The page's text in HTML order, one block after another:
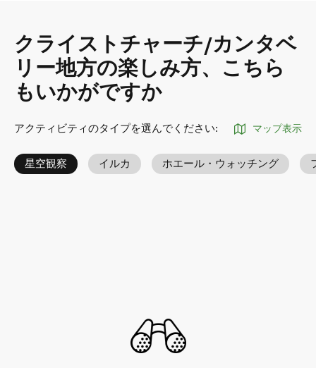
クライストチャーチ/カンタベ
リー地方の楽しみ方、こちら
もいかがですか
アクティビティのタイプを選んでください: マップ表示
星空観察 イルカ ホエール・ウォッチング